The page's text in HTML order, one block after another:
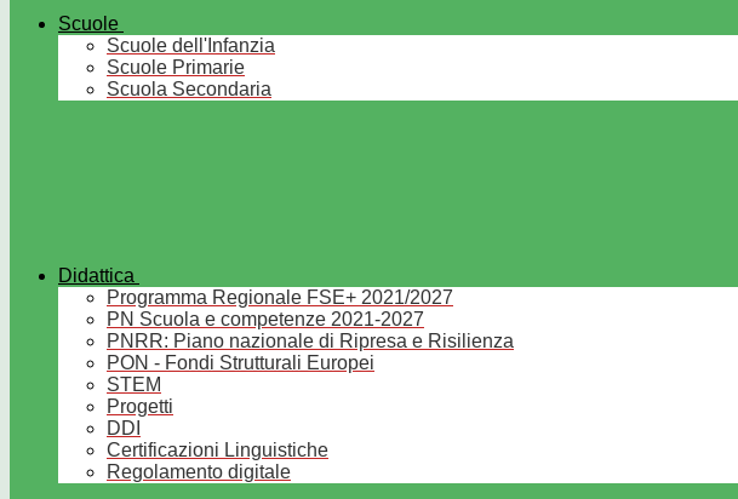
Scuole
Scuole dell'Infanzia
Scuole Primarie
Scuola Secondaria
Didattica
Programma Regionale FSE+ 2021/2027
PN Scuola e competenze 2021-2027
PNRR: Piano nazionale di Ripresa e Risilienza
PON - Fondi Strutturali Europei
STEM
Progetti
DDI
Certificazioni Linguistiche
Regolamento digitale